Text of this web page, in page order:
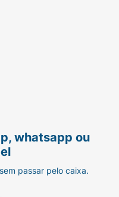
whatsapp ou
passar pelo caixa.